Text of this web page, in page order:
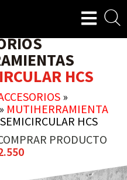
HCS
»
MUTIHERRAMIENTA
HCS
PRODUCTO